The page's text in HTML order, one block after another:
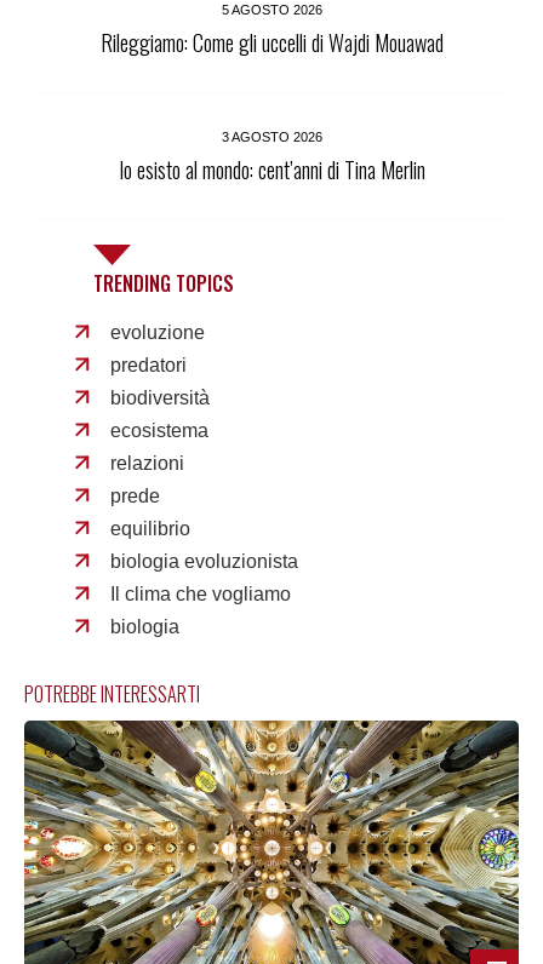
5 AGOSTO 2026
Rileggiamo: Come gli uccelli di Wajdi Mouawad
3 AGOSTO 2026
Io esisto al mondo: cent’anni di Tina Merlin
TRENDING TOPICS
evoluzione
predatori
biodiversità
ecosistema
relazioni
prede
equilibrio
biologia evoluzionista
Il clima che vogliamo
biologia
POTREBBE INTERESSARTI